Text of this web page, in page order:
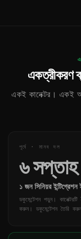
একত্রীকরণ
একই কানেক্টর। একই
পূর্বে · মানব দল
৬ সপ্তাহ
১ জন সিনিয়র ইন্টিগ্রেশন
ডকুমেন্টেশন পড়ুন।
করুন। ডকুমেন্টেশন তৈরি